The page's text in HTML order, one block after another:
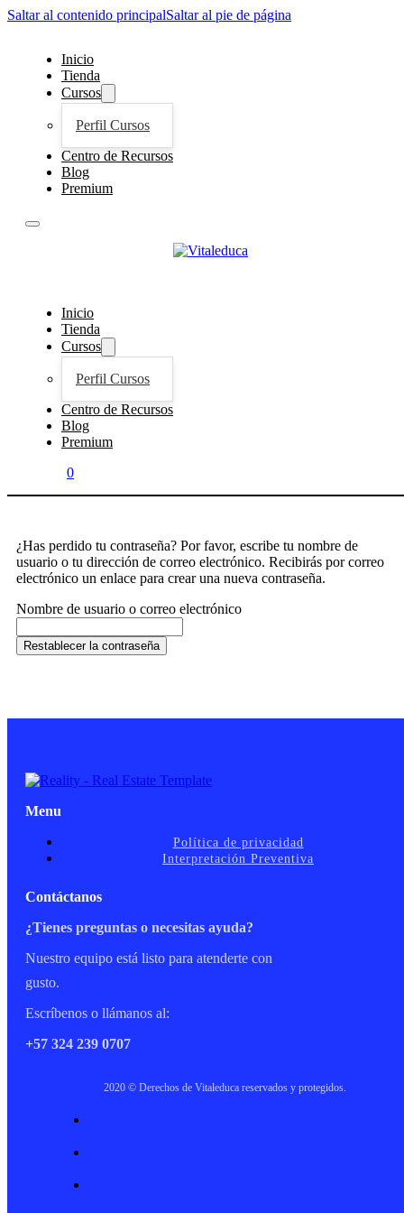
Saltar al contenido principalSaltar al pie de página
Inicio
Tienda
Cursos
Perfil Cursos
Centro de Recursos
Blog
Premium
Inicio
Tienda
Cursos
Perfil Cursos
Centro de Recursos
Blog
Premium
0
¿Has perdido tu contraseña? Por favor, escribe tu nombre de
usuario o tu dirección de correo electrónico. Recibirás por correo
electrónico un enlace para crear una nueva contraseña.
Nombre de usuario o correo electrónico
Restablecer la contraseña
Menu
Política de privacidad
Interpretación Preventiva
Contáctanos
¿Tienes preguntas o necesitas ayuda?
Nuestro equipo está listo para atenderte con
gusto.
Escríbenos o llámanos al:
+57 324 239 0707
2020 © Derechos de Vitaleduca reservados y protegidos.